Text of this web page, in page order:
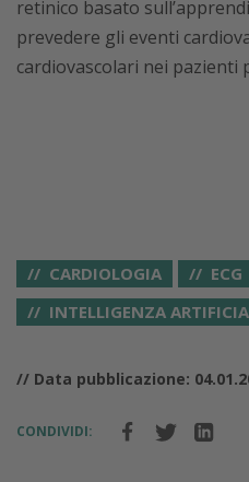
retinico basato
prevedere gli eventi
cardiovascolari nei pazienti
CARDIOLOGIA
ECG
INTELLIGENZA
// Data pubblicazione:
CONDIVIDI: